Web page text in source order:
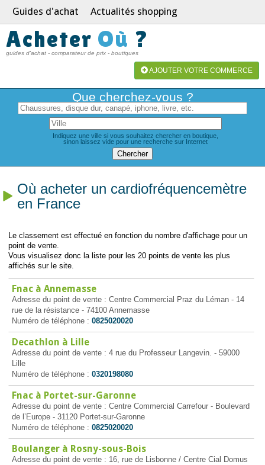
Guides d'achat Actualités shopping
Acheter Où ?
guides d'achat - comparateur de prix - boutiques
AJOUTER VOTRE COMMERCE
Que cherchez-vous ?
Indiquez une ville si vous souhaitez chercher en boutique,
sinon laissez vide pour une recherche sur Internet
Où acheter un cardiofréquencemètre
en France
Le classement est effectué en fonction du nombre d'affichage pour un
point de vente.
Vous visualisez donc la liste pour les 20 points de vente les plus
affichés sur le site.
Fnac à Annemasse
Adresse du point de vente : Centre Commercial Praz du Léman - 14
rue de la résistance - 74100 Annemasse
Numéro de téléphone : 0825020020
Decathlon à Lille
Adresse du point de vente : 4 rue du Professeur Langevin. - 59000
Lille
Numéro de téléphone : 0320198080
Fnac à Portet-sur-Garonne
Adresse du point de vente : Centre Commercial Carrefour - Boulevard
de l’Europe - 31120 Portet-sur-Garonne
Numéro de téléphone : 0825020020
Boulanger à Rosny-sous-Bois
Adresse du point de vente : 16, rue de Lisbonne / Centre Cial Domus